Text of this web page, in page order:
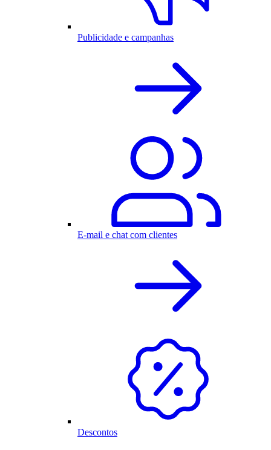
Publicidade e campanhas
E-mail e chat com clientes
Descontos